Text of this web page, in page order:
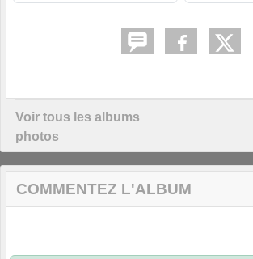
Voir tous les albums
photos
COMMENTEZ L'ALBUM